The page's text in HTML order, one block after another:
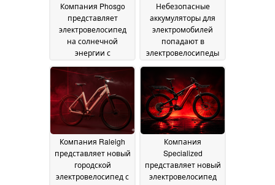
Компания Phosgo
представляет
электровелосипед
на солнечной
энергии с
запасом хода в 120
миль 22 June 2026
Небезопасные
аккумуляторы для
электромобилей
попадают в
электровелосипеды
Китая с
нелегальными
мастерскими по
разборке
автомобилей19 June
2026
Компания Raleigh
представляет новый
городской
электровелосипед с
Компания
Specialized
представляет новый
электровелосипед